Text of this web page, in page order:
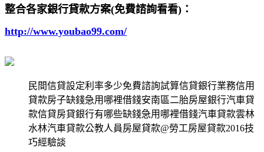
整合各家銀行貸款方案(免費諮詢看看)：
http://www.youbao99.com/
民間信貸設定利率多少免費諮詢試算信貸銀行業務信用
貸款房子缺錢急用哪裡借錢安南區二胎房屋銀行汽車貸
款信貸房貸銀行有哪些缺錢急用哪裡借錢汽車貸款雲林
水林汽車貸款公教人員房屋貸款@勞工房屋貸款2016技
巧經驗談